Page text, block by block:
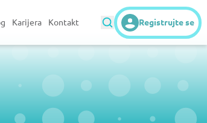
Karijera Kontakt Registrujte se